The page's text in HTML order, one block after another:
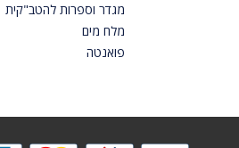
מגדר וספרות להטב"קית
מלח מים
פואנטה